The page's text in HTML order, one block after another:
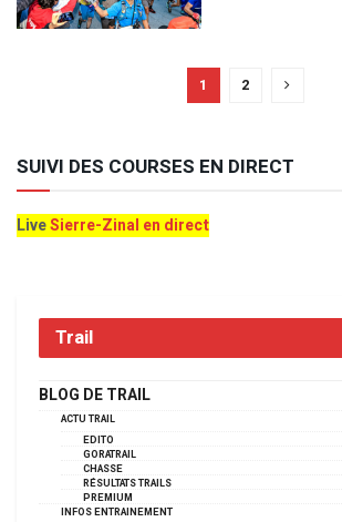
1 2
SUIVI DES COURSES EN DIRECT
LiveSierre-Zinal en direct
Trail
BLOG DE TRAIL
ACTU TRAIL
EDITO
GORATRAIL
CHASSE
RÉSULTATS TRAILS
PREMIUM
INFOS ENTRAINEMENT